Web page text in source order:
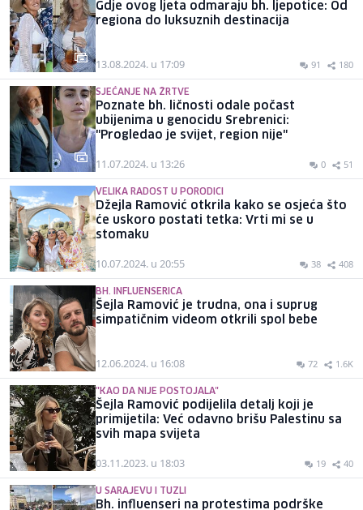
Gdje ovog ljeta odmaraju bh. ljepotice: Od
regiona do luksuznih destinacija
13.08.2024. u 17:09 91 180
SJEĆANJE NA ŽRTVE
Poznate bh. ličnosti odale počast
ubijenima u genocidu Srebrenici:
"Progledao je svijet, region nije"
11.07.2024. u 13:26 0 51
VELIKA RADOST U PORODICI
Džejla Ramović otkrila kako se osjeća što
će uskoro postati tetka: Vrti mi se u
stomaku
10.07.2024. u 20:55 38 408
BH. INFLUENSERICA
Šejla Ramović je trudna, ona i suprug
simpatičnim videom otkrili spol bebe
12.06.2024. u 16:08 72 1.6K
"KAO DA NIJE POSTOJALA"
Šejla Ramović podijelila detalj koji je
primijetila: Već odavno brišu Palestinu sa
svih mapa svijeta
03.11.2023. u 18:03 19 40
U SARAJEVU I TUZLI
Bh. influenseri na protestima podrške